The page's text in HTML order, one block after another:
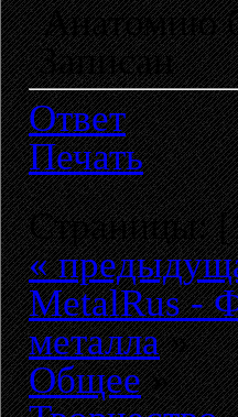
Анатомию
Записан
Ответ
Печать
Страницы: [
«
MetalRus -
металла»
Общее»